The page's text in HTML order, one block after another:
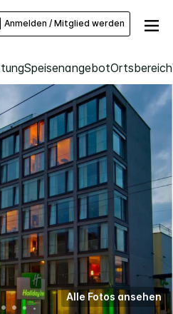
Anmelden / Mitglied werden
SpeisenangebotOrtsbereich
Alle Fotos ansehen